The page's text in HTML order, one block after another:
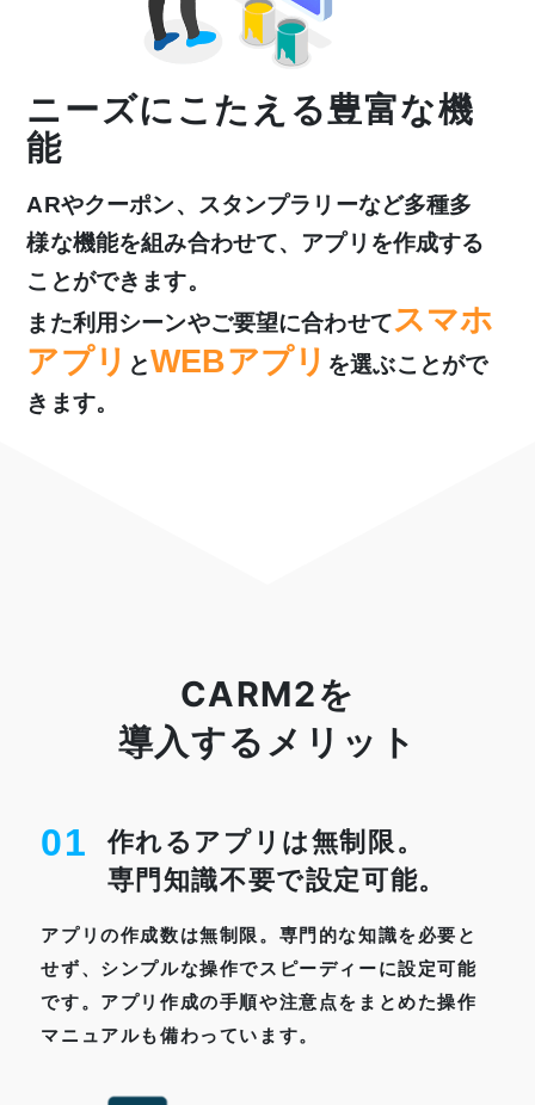
ニーズにこたえる豊富な機
能
ARやクーポン、スタンプラリーなど多種多
様な機能を組み合わせて、アプリを作成する
ことができます。
また利用シーンやご要望に合わせてスマホ
アプリ とWEBアプリ を選ぶことがで
きます。
CARM2を
導入するメリット
01
作れるアプリは無制限。
専門知識不要で設定可能。
アプリの作成数は無制限。専門的な知識を必要と
せず、シンプルな操作でスピーディーに設定可能
です。アプリ作成の手順や注意点をまとめた操作
マニュアルも備わっています。